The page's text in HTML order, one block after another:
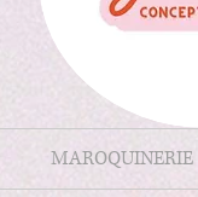
MAROQUINERIE